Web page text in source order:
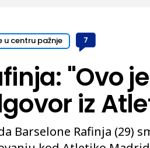
u centru pažnje 7
"Ovo
iz
Barselone Rafinja (29)